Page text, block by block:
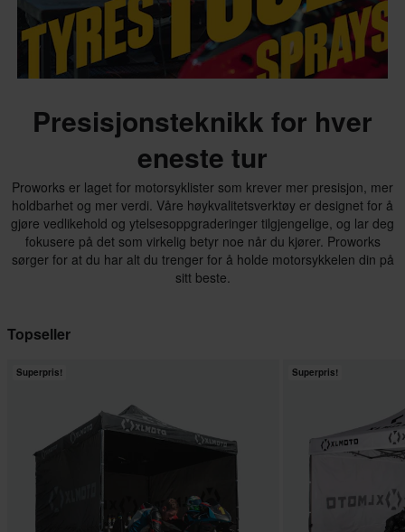
Presisjonsteknikk for hver
eneste tur
Proworks er laget for motorsyklister som krever mer presisjon, mer
holdbarhet og mer verdi. Våre høykvalitetsverktøy er designet for å
gjøre vedlikehold og ytelsesoppgraderinger tilgjengelige, og lar deg
fokusere på det som virkelig betyr noe når du kjører. Proworks
sørger for at du har alt du trenger for å holde motorsykkelen din på
sitt beste.
Topseller
Superpris! Superpris!